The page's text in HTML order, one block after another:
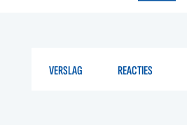
VERSLAG REACTIES